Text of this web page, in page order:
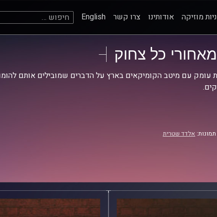
מוזיקה אודותינו צרו קשר English חיפוש:
מאחורי כל צחוק
עומק עם מיטב הקומיקאים בארץ על הדברים שמובילים אותם
אלדד שטרית